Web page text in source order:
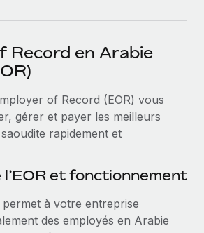
processus avec des outils essentiels
d’experts sur les RH à
la conformité
de présélection des
à l’international de manière flexible
nous vos opportunités de partenariat
Bientôt disponible
et les talents
Record en Arabie
of Record (EOR) vous
gérer et payer les meilleurs
rapidement et
et fonctionnement
permet à votre entreprise
des employés en Arabie